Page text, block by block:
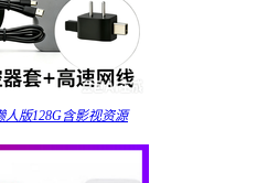
人版128G含影视资源